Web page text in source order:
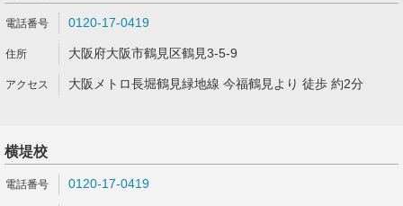
0120-17-0419
大阪府大阪市鶴見区鶴見3-5-9
大阪メトロ長堀鶴見緑地線 今福鶴見より 徒歩 約2分
横堤校
0120-17-0419